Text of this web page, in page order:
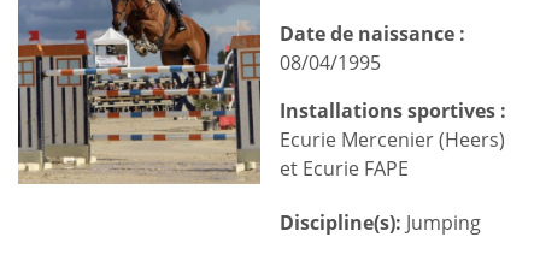
Date de naissance :
08/04/1995
Installations sportives :
Ecurie Mercenier (Heers)
et Ecurie FAPE
Discipline(s): Jumping